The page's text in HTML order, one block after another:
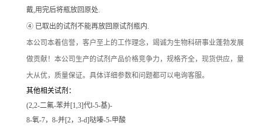
戴,用完后将瓶放回原处.
④ 已取出的试剂不能再放回原试剂瓶内.
本公司本着信誉，客户至上的工作理念，竭诚为生物科研事业蓬勃发展
做贡献！本公司生产的试剂产品价格竞争力，规格齐全，现货供应，量
大从优，质量保证。具体详细参数和问题都可以电询客服。
其他相关试剂：
(2,2-二氟-苯并[1,3]代l-5-基)-
8-氧-7，8-并[2，3-d]哒嗪-5-甲酸